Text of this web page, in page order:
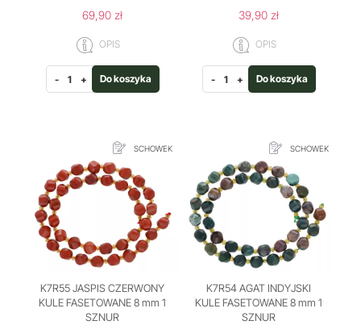
69,90 zł
OPIS
- + Do koszyka
39,90 zł
OPIS
- + Do koszyka
SCHOWEK
K7R55 JASPIS CZERWONY
KULE FASETOWANE 8 mm 1
SZNUR
SCHOWEK
K7R54 AGAT INDYJSKI
KULE FASETOWANE 8 mm 1
SZNUR